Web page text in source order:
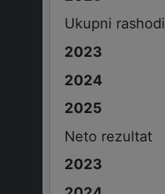
Ukupni rashodi
Neto rezultat